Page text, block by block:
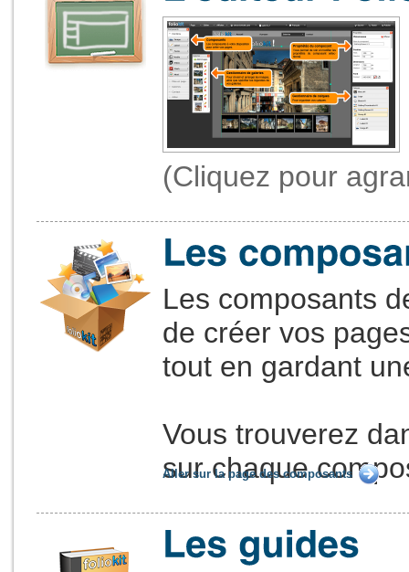
(Cliquez pour
Les composants
de créer vos
tout en gardant
Vous trouverez
sur chaque
Aller sur la page des composants